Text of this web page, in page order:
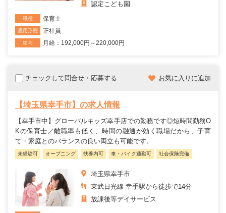
認定こども園
職種 保育士
雇用形態 正社員
給与 月給：192,000円～220,000円
チェックして問合せ・応募する お気に入りに追加
【埼玉県幸手市】の求人情報
【幸手市中】グローバルキッズ幸手店での勤務です◎短時間勤務O
Kの保育士／離職率も低く、時間の融通が効く職場だから、子育
て・家庭とのバランスの良い両立も可能です。
未経験可 オープニング 扶養内可 車・バイク通勤可 社会保険完備
埼玉県幸手市
東武日光線 幸手駅から徒歩で14分
放課後等デイサービス